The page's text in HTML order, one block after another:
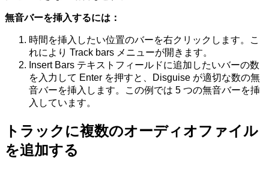
無音バーを挿入するには：
時間を挿入したい位置のバーを右クリックします。こ
れにより Track bars メニューが開きます。
Insert Bars テキストフィールドに追加したいバーの数
を入力して Enter を押すと、Disguise が適切な数の無
音バーを挿入します。この例では 5 つの無音バーを挿
入しています。
トラックに複数のオーディオファイル
を追加する